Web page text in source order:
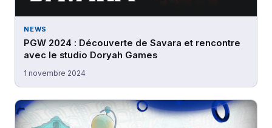
NEWS
PGW 2024 : Découverte de Savara et rencontre
avec le studio Doryah Games
1 novembre 2024